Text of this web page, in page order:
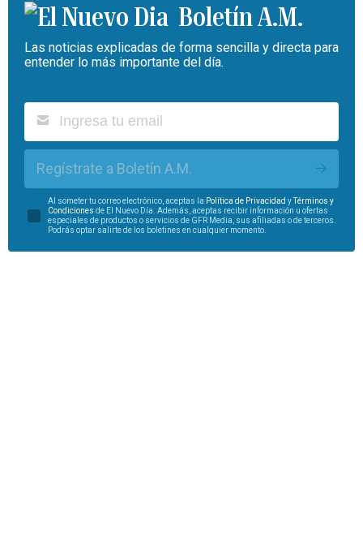
Boletín A.M.
Las noticias explicadas de forma sencilla y directa para
entender lo más importante del día.
Regístrate a Boletín A.M.
Al someter tu correo electrónico, aceptas la Política de Privacidad yTérminos y
Condiciones de El Nuevo Día. Además, aceptas recibir información u ofertas
especiales de productos o servicios de GFR Media, sus afiliadas o de terceros.
Podrás optar salirte de los boletines en cualquier momento.